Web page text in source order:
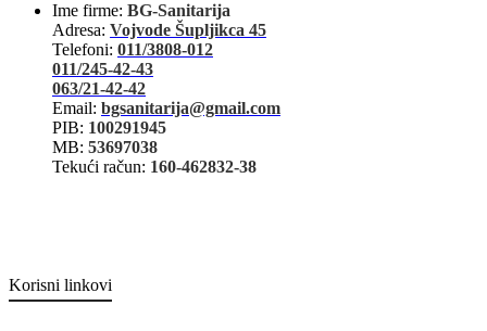
Ime firme: BG-Sanitarija
Adresa: Vojvode Šupljikca 45
Telefoni: 011/3808-012
011/245-42-43
063/21-42-42
Email: bgsanitarija@gmail.com
PIB: 100291945
MB: 53697038
Tekući račun: 160-462832-38
Korisni linkovi